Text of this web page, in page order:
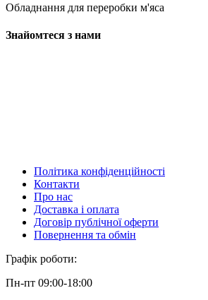
Обладнання для переробки м'яса
Знайомтеся з нами
Політика конфіденційності
Контакти
Про нас
Доставка і оплата
Договір публічної оферти
Повернення та обмін
Графік роботи:
Пн-пт 09:00-18:00